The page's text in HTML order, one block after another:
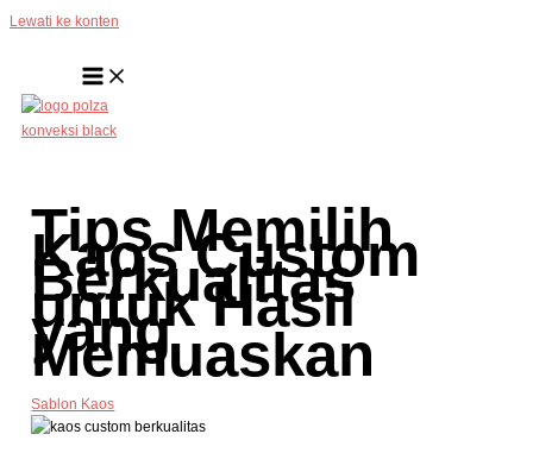
Lewati ke konten
Tips Memilih
Kaos Custom
Berkualitas
untuk Hasil
yang
Memuaskan
Sablon Kaos